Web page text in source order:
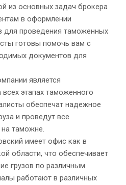
из основных задач брокера
в оформлении
для проведения таможенных
готовы помочь вам с
документов для
является
этапах таможенного
обеспечат надежное
и проведут все
таможне.
имеет офис как в
области, что обеспечивает
грузов по различным
работают в различных